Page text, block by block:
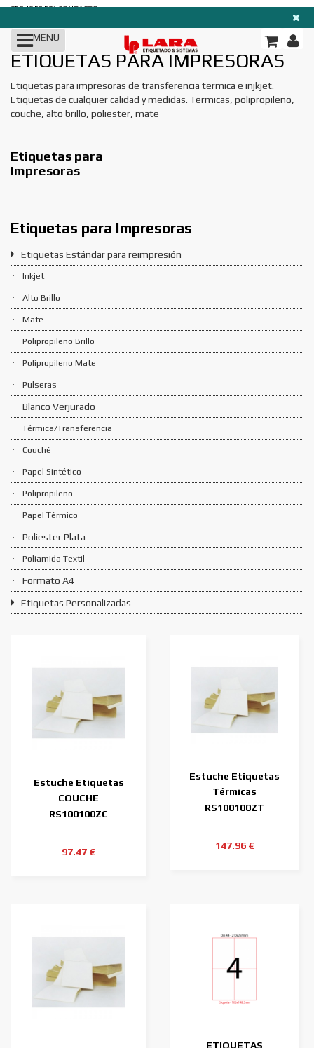
958 40 53 52|CONTACTO
MENU
TODAS LAS
Impresoras
Etiquetas
Etiquetadoras/Rebobinadores
Software
Blog
ETIQUETAS PARA IMPRESORAS
Etiquetas para impresoras de transferencia termica e injkjet.
Etiquetas de cualquier calidad y medidas. Termicas, polipropileno,
couche, alto brillo, poliester, mate
Etiquetas para
Impresoras
Etiquetas para Impresoras
Etiquetas Estándar para reimpresión
Inkjet
Alto Brillo
Mate
Polipropileno Brillo
Polipropileno Mate
Pulseras
Blanco Verjurado
Térmica/Transferencia
Couché
Papel Sintético
Polipropileno
Papel Térmico
Poliester Plata
Poliamida Textil
Formato A4
Etiquetas Personalizadas
Estuche Etiquetas
COUCHE
100mmx100mm (5400
RS100100ZC
97.47 €
Estuche Etiquetas
Térmicas
100mmx100mm (5400
RS100100ZT
147.96 €
ETIQUETAS